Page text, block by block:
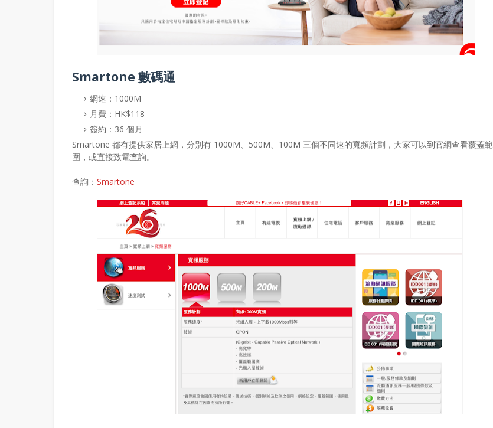
Smartone 數碼通
網速：1000M
月費：HK$118
簽約：36 個月
Smartone 都有提供家居上網，分別有 1000M、500M、100M 三個不同速的寬頻計劃，大家可以到官網查看覆蓋範
圍，或直接致電查詢。
查詢： Smartone